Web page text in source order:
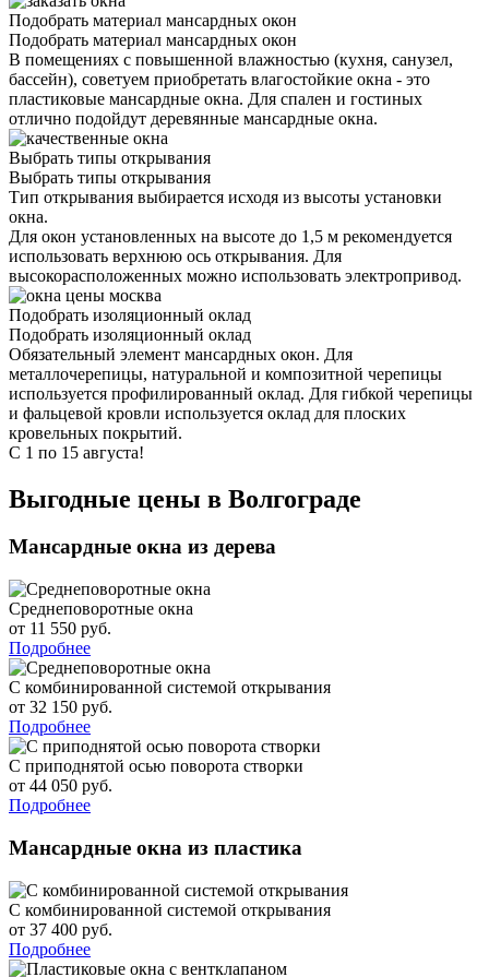
Подобрать материал мансардных окон
Подобрать материал мансардных окон
В помещениях с повышенной влажностью (кухня, санузел,
бассейн), советуем приобретать влагостойкие окна - это
пластиковые мансардные окна. Для спален и гостиных
отлично подойдут деревянные мансардные окна.
Выбрать типы открывания
Выбрать типы открывания
Тип открывания выбирается исходя из высоты установки
окна.
Для окон установленных на высоте до 1,5 м рекомендуется
использовать верхнюю ось открывания. Для
высокорасположенных можно использовать электропривод.
Подобрать изоляционный оклад
Подобрать изоляционный оклад
Обязательный элемент мансардных окон. Для
металлочерепицы, натуральной и композитной черепицы
используется профилированный оклад. Для гибкой черепицы
и фальцевой кровли используется оклад для плоских
кровельных покрытий.
С 1 по 15 августа!
Выгодные цены в Волгограде
Мансардные окна из дерева
Среднеповоротные окна
от 11 550 руб.
Подробнее
С комбинированной системой открывания
от 32 150 руб.
Подробнее
С приподнятой осью поворота створки
от 44 050 руб.
Подробнее
Мансардные окна из пластика
С комбинированной системой открывания
от 37 400 руб.
Подробнее